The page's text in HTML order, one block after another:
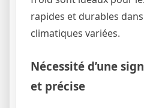
rapides et durables
climatiques variées.
Nécessité d’une
et précise